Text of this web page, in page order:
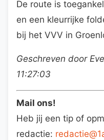
De route is
en een kleurrijke
bij het VVV in
Geschreven door
11:27:03
Mail ons!
Heb jij een tip of
redactie: